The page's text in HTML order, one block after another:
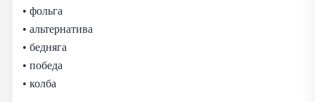
• фольга
• альтернатива
• бедняга
• победа
• колба